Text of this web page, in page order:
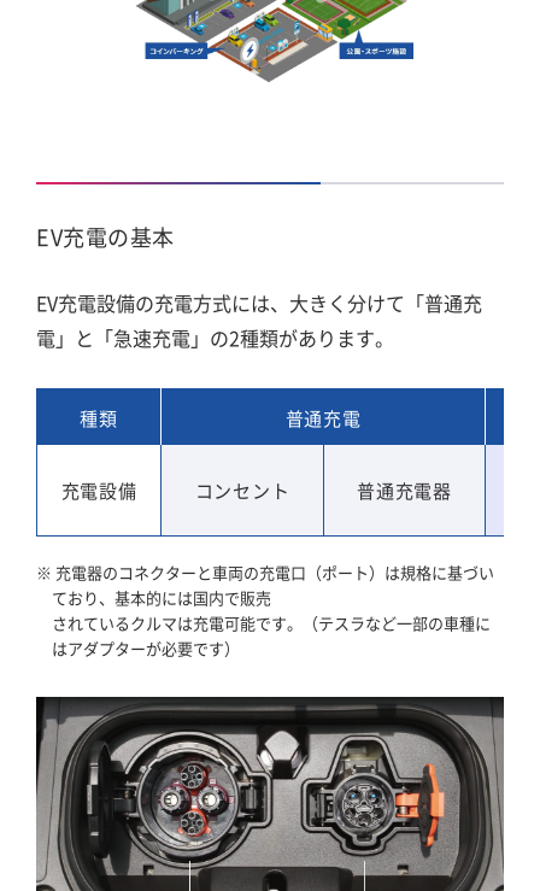
EV充電の基本
EV充電設備の充電方式には、大きく分けて「普通充
電」と「急速充電」の2種類があります。
種類 普通充電
充電設備 コンセント 普通充電器
※ 充電器のコネクターと車両の充電口（ポート）は規格に基づい
ており、基本的には国内で販売
されているクルマは充電可能です。（テスラなど一部の車種に
はアダプターが必要です）